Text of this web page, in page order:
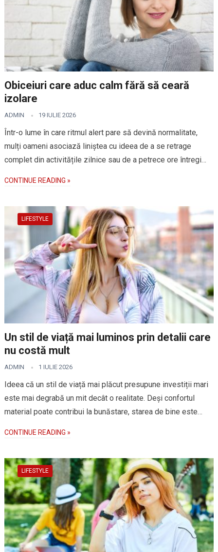
Obiceiuri care aduc calm fără să ceară
izolare
ADMIN 19 IULIE 2026
Într-o lume în care ritmul alert pare să devină normalitate,
mulți oameni asociază liniștea cu ideea de a se retrage
complet din activitățile zilnice sau de a petrece ore întregi…
CONTINUE READING »
LIFESTYLE
Un stil de viață mai luminos prin detalii care
nu costă mult
ADMIN 1 IULIE 2026
Ideea că un stil de viață mai plăcut presupune investiții mari
este mai degrabă un mit decât o realitate. Deși confortul
material poate contribui la bunăstare, starea de bine este…
CONTINUE READING »
LIFESTYLE